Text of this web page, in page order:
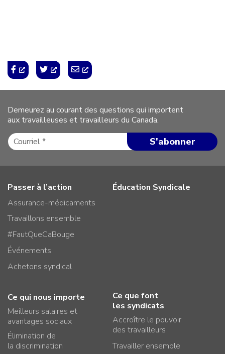
Demeurez au courant des questions qui importent
aux travailleuses et travailleurs du Canada.
Passer à l’action
Assurance-médicaments
Travaillons ensemble
#FautQueCaBouge
Événements
Achetons syndical
Éducation Syndicale
Ce qui nous importe
Meilleurs salaires et
avantages sociaux
Élimination de
la discrimination
Ce que font
les syndicats
Accroître le pouvoir
des travailleurs
Travailler ensemble